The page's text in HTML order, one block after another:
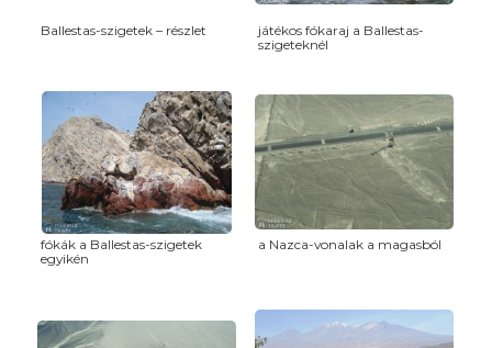
Ballestas-szigetek – részlet
játékos fókaraj a Ballestas-
szigeteknél
fókák a Ballestas-szigetek
egyikén
a Nazca-vonalak a magasból